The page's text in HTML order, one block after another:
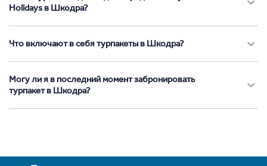
Holidays в Шкодра?
Что включают в себя турпакеты в Шкодра?
Могу ли я в последний момент забронировать
турпакет в Шкодра?